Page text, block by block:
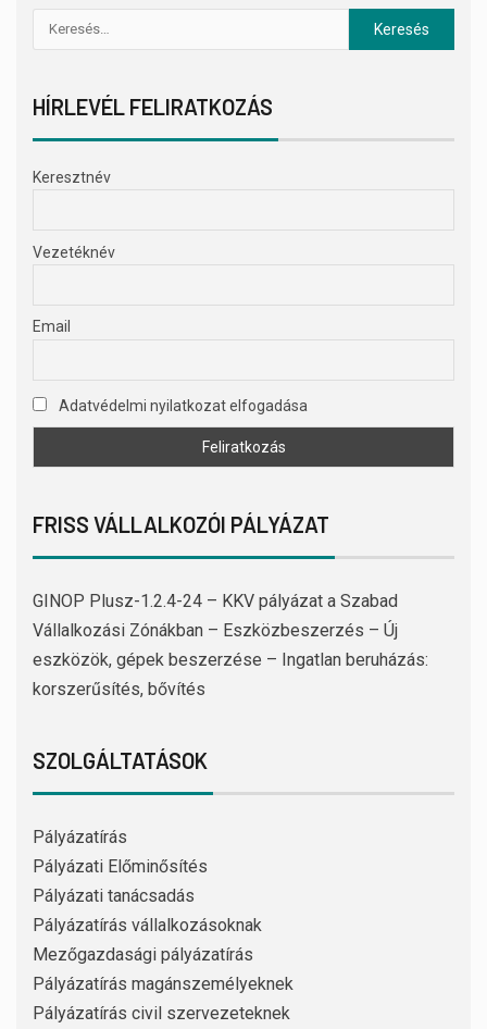
HÍRLEVÉL FELIRATKOZÁS
Keresztnév
Vezetéknév
Email
Adatvédelmi nyilatkozat elfogadása
FRISS VÁLLALKOZÓI PÁLYÁZAT
GINOP Plusz-1.2.4-24 – KKV pályázat a Szabad
Vállalkozási Zónákban – Eszközbeszerzés – Új
eszközök, gépek beszerzése – Ingatlan beruházás:
korszerűsítés, bővítés
SZOLGÁLTATÁSOK
Pályázatírás
Pályázati Előminősítés
Pályázati tanácsadás
Pályázatírás vállalkozásoknak
Mezőgazdasági pályázatírás
Pályázatírás magánszemélyeknek
Pályázatírás civil szervezeteknek